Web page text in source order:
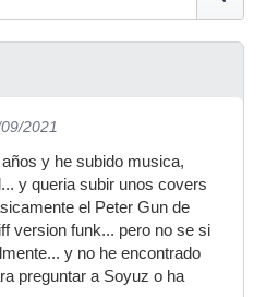
2021
y he subido musica,
y queria subir unos covers
el Peter Gun de
version funk... pero no se si
y no he encontrado
preguntar a Soyuz o ha